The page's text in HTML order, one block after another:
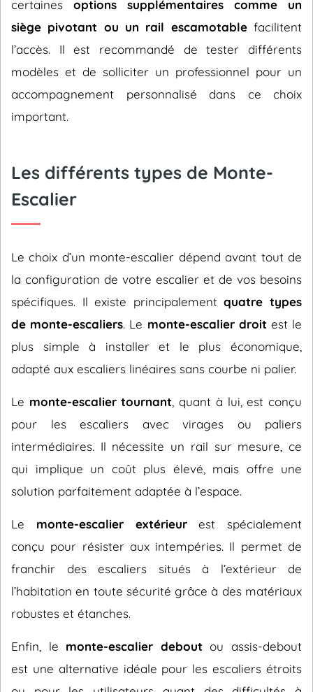
certaines options supplémentaires comme un
siège pivotant ou un rail escamotablefacilitent
l’accès. Il est recommandé de tester différents
modèles et de solliciter un professionnel pour un
accompagnement personnalisé dans ce choix
important.
Les différents types de Monte-
Escalier
Le choix d’un monte-escalier dépend avant tout de
la configuration de votre escalier et de vos besoins
spécifiques. Il existe principalementquatre types
de monte-escaliers. Le monte-escalier droit est le
plus simple à installer et le plus économique,
adapté aux escaliers linéaires sans courbe ni palier.
Le monte-escalier tournant , quant à lui, est conçu
pour les escaliers avec virages ou paliers
intermédiaires. Il nécessite un rail sur mesure, ce
qui implique un coût plus élevé, mais offre une
solution parfaitement adaptée à l’espace.
Le monte-escalier extérieurest spécialement
conçu pour résister aux intempéries. Il permet de
franchir des escaliers situés à l’extérieur de
l’habitation en toute sécurité grâce à des matériaux
robustes et étanches.
Enfin, le monte-escalier debout ou assis-debout
est une alternative idéale pour les escaliers étroits